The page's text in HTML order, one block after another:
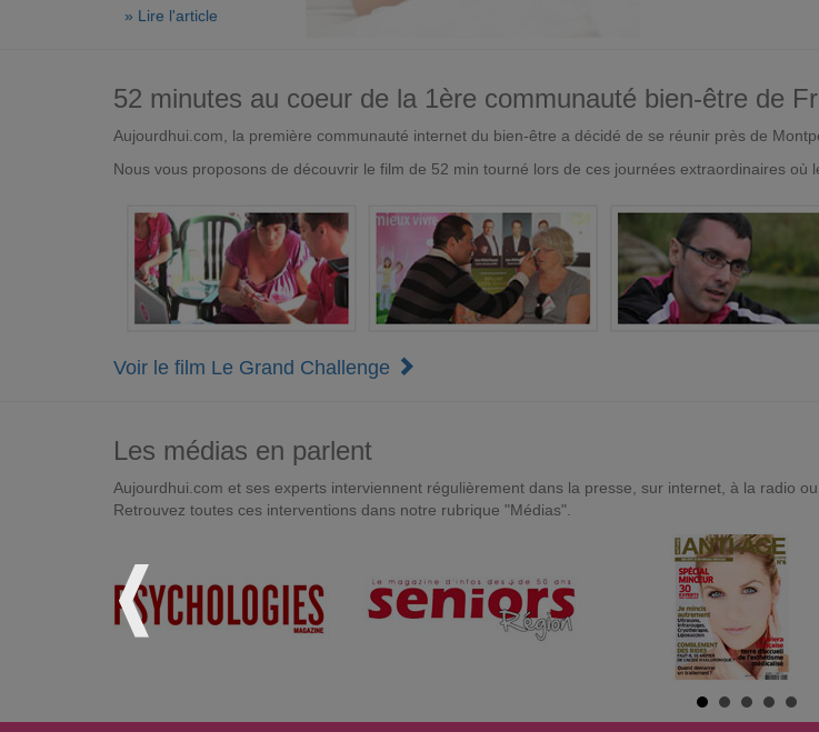
» Lire l'article
52 minutes au coeur de la 1ère communauté bien-être de
Aujourdhui.com, la première communauté internet du bien-être a décidé de se réunir près de
Nous vous proposons de découvrir le film de 52 min tourné lors de ces journées extraordinaires
Voir le film Le Grand Challenge
Les médias en parlent
Aujourdhui.com et ses experts interviennent régulièrement dans la presse, sur internet, à la radio
Retrouvez toutes ces interventions dans notre rubrique "Médias".